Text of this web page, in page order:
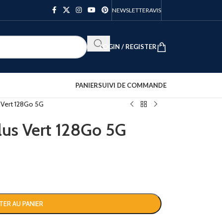
NEWSLETTERAVIS
LOGIN / REGISTER
PANIERSUIVI DE COMMANDE
128Go 5G
Vert 128Go 5G
AU PANIER